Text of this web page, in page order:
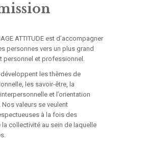
ATTITUDE est d’accompagner
personnes vers un plus grand
personnel et professionnel.
les thèmes de
les savoir-être, la
et l’orientation
valeurs se veulent
à la fois des
collectivité au sein de laquelle